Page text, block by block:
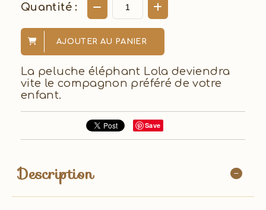
Quantité :
AJOUTER AU PANIER
La peluche éléphant Lola deviendra
vite le compagnon préféré de votre
enfant.
Save
Description